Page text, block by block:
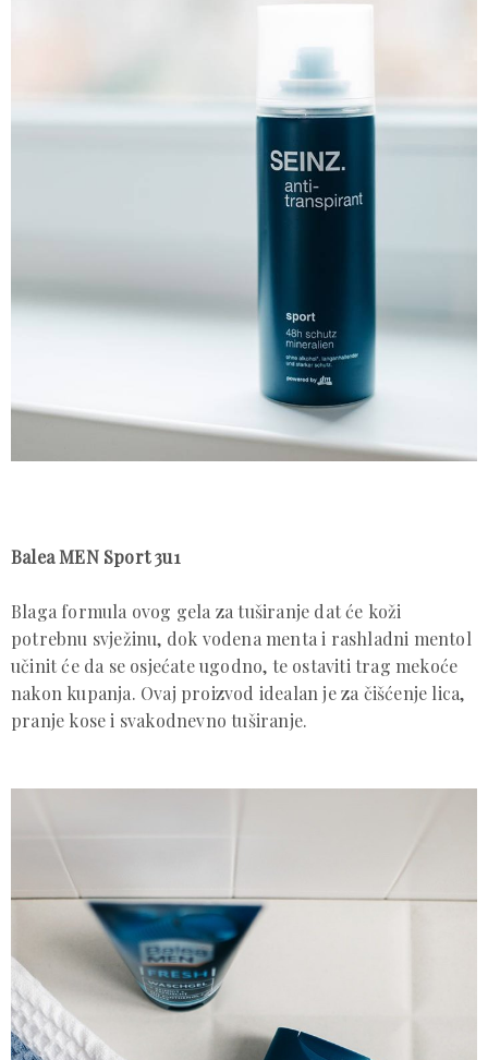
Balea MEN Sport 3u1
Blaga formula ovog gela za tuširanje dat će koži
potrebnu svježinu, dok vodena menta i rashladni mentol
učinit će da se osjećate ugodno, te ostaviti trag mekoće
nakon kupanja. Ovaj proizvod idealan je za čišćenje lica,
pranje kose i svakodnevno tuširanje.